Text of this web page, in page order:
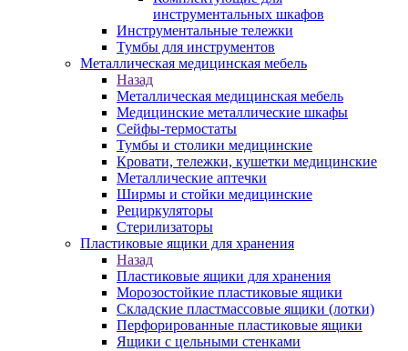
инструментальных шкафов
Инструментальные тележки
Тумбы для инструментов
Металлическая медицинская мебель
Назад
Металлическая медицинская мебель
Медицинские металлические шкафы
Сейфы-термостаты
Тумбы и столики медицинские
Кровати, тележки, кушетки медицинские
Металлические аптечки
Ширмы и стойки медицинские
Рециркуляторы
Стерилизаторы
Пластиковые ящики для хранения
Назад
Пластиковые ящики для хранения
Морозостойкие пластиковые ящики
Складские пластмассовые ящики (лотки)
Перфорированные пластиковые ящики
Ящики с цельными стенками